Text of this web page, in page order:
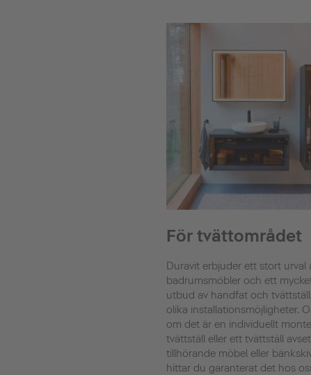
För tvättområdet
Duravit erbjuder ett stort urval
badrumsmöbler och ett
utbud av handfat och
olika installationsmöjligheter.
om det är en individuellt
tvättställ eller ett tvättställ
tillhörande möbel eller
hittar du garanterat det hos